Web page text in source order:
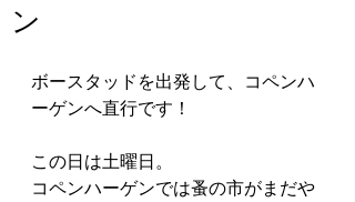
ン
ボースタッドを出発して、コペンハ
ーゲンへ直行です！
この日は土曜日。
コペンハーゲンでは蚤の市がまだや